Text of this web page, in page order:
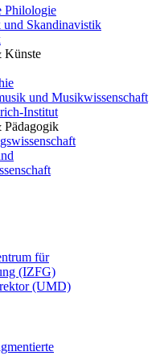
Philologie
Skandinavistik
Künste
und Musikwissenschaft
Institut
für
(IZFG)
(UMD)